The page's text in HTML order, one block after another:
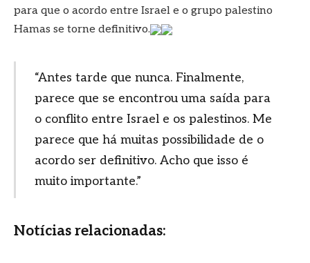
para que o acordo entre Israel e o grupo palestino
Hamas se torne definitivo.
“Antes tarde que nunca. Finalmente,
parece que se encontrou uma saída para
o conflito entre Israel e os palestinos. Me
parece que há muitas possibilidade de o
acordo ser definitivo. Acho que isso é
muito importante.”
Notícias relacionadas: